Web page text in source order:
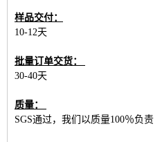
样品交付：
10-12天
批量订单交货：
30-40天
质量：
SGS通过，我们以质量100％负责